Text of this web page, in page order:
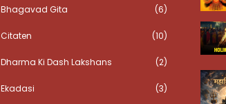
Bhagavad Gita (6)
Citaten (10)
Dharma Ki Dash Lakshans (2)
Ekadasi (3)